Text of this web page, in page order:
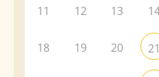
11 12 13
18 19 20 21